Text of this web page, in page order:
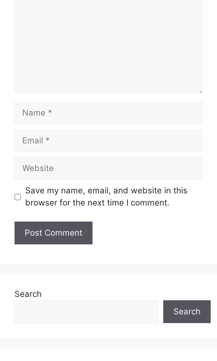
Name
Email
Website
Save my name, email, and website in this
browser for the next time I comment.
Search
Search